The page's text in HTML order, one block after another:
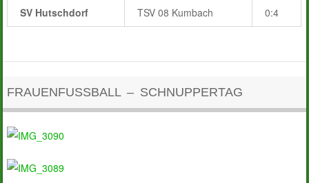
SV Hutschdorf TSV 08 Kumbach 0:4
FRAUENFUSSBALL – SCHNUPPERTAG